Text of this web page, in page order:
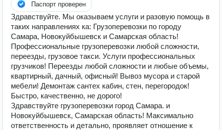
Паспорт проверен
Здравствуйте. Мы оказываем услуги и разовую помощь в
таких направлениях ка: Грузоперевозки по городу
Самара, Новокуйбышевск и Самарская область!
Профессиональные грузоперевозки любой сложности,
переезды, грузовое такси. Услуги профессиональных
грузчиков! Переезды любой сложности и любые объемы,
квартирный, дачный, офисный! Вывоз мусора и старой
мебели! Демонтаж сантех кабин, стен, перегородок!
Быстро, качественно, не дорого!
Здравствуйте грузоперевозки город Самара. и
Новокуйбышевск, Самарская область! Максимально
ответственность и детально, проявляет отношение к